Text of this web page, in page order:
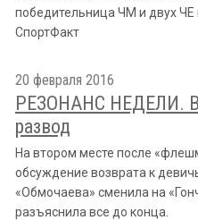
победительница ЧМ и двух ЧЕ
СпортФакт
20 февраля 2016
РЕЗОНАНС НЕДЕЛИ.
развод
На втором месте после
обсуждение возврата к
«Обмочаева» сменила на
разъяснила все до конца.